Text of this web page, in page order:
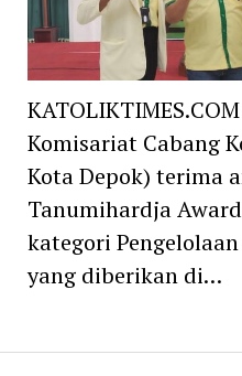
Komisariat Cabang
Kota Depok) terima
Tanumihardja
kategori
yang diberikan di…